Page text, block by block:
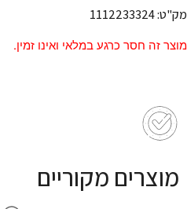
מק"ט: 1112233324
מוצר זה חסר כרגע במלאי ואינו זמין.
מוצרים מקוריים